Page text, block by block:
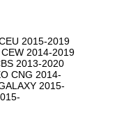
2015-2019
2014-2019
2013-2020
CNG 2014-
2015-